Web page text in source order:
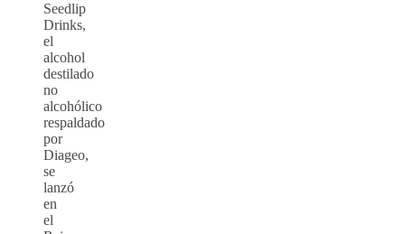
Seedlip
Drinks,
el
alcohol
destilado
no
alcohólico
respaldado
por
Diageo,
se
lanzó
en
el